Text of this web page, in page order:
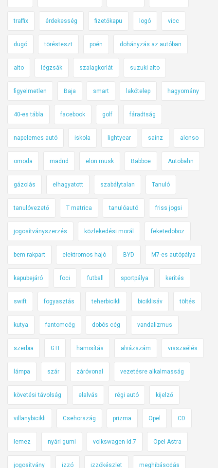
traffix érdekesség fizetőkapu logó vicc
dugó törésteszt poén dohányzás az autóban
alto légzsák szalagkorlát suzuki alto
figyelmetlen Baja smart lakótelep hagyomány
40-es tábla facebook golf fáradtság
napelemes autó iskola lightyear sainz alonso
omoda madrid elon musk Babboe Autobahn
gázolás elhagyatott szabálytalan Tanuló
tanulóvezető T matrica tanulóautó friss jogsi
jogosítványszerzés közlekedési morál feketedoboz
bem rakpart elektromos hajó BYD M7-es autópálya
kapubejáró foci futball sportpálya kerítés
swift fogyasztás teherbicikli biciklisáv töltés
kutya fantomcég dobós cég vandalizmus
szerbia GTI hamisítás alvázszám visszaélés
lámpa szár záróvonal vezetésre alkalmasság
követési távolság elalvás régi autó kijelző
villanybicikli Csehország prizma Opel CD
lemez nyári gumi volkswagen id.7 Opel Astra
jogosítvány izzó izzókészlet meghibásodás